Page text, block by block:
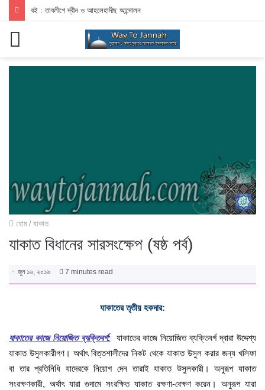
বই : তাবলীগে দ্বীন ও আহলেহাদীছ আন্দোলন
হোম / যাকাত
যাকাত বিধানের সারসংক্ষেপ (ষষ্ঠ পর্ব)
জুন ১৬, ২০১৬ 7 minutes read
যাকাতের তৃতীয় হকদার:
যাকাতের কাজে নিয়োজিত ব্যক্তিবর্গ:যাকাতের কাজে নিয়োজিত ব্যক্তিবর্গ দ্বারা উদ্দেশ্য
যাকাত উসুলকারীগণ। অর্থাৎ বিত্তশালীদের নিকট থেকে যাকাত উসুল করার জন্য খলিফা
বা তার প্রতিনিধি যাদেরকে নিয়োগ দেন তারাই যাকাত উসুলকারী। অনুরূপ যাকাত
সংরক্ষণকারী, অর্থাৎ যারা গুদামে সংরক্ষিত যাকাত রক্ষণা-বেক্ষণ করেন। অনুরূপ যারা